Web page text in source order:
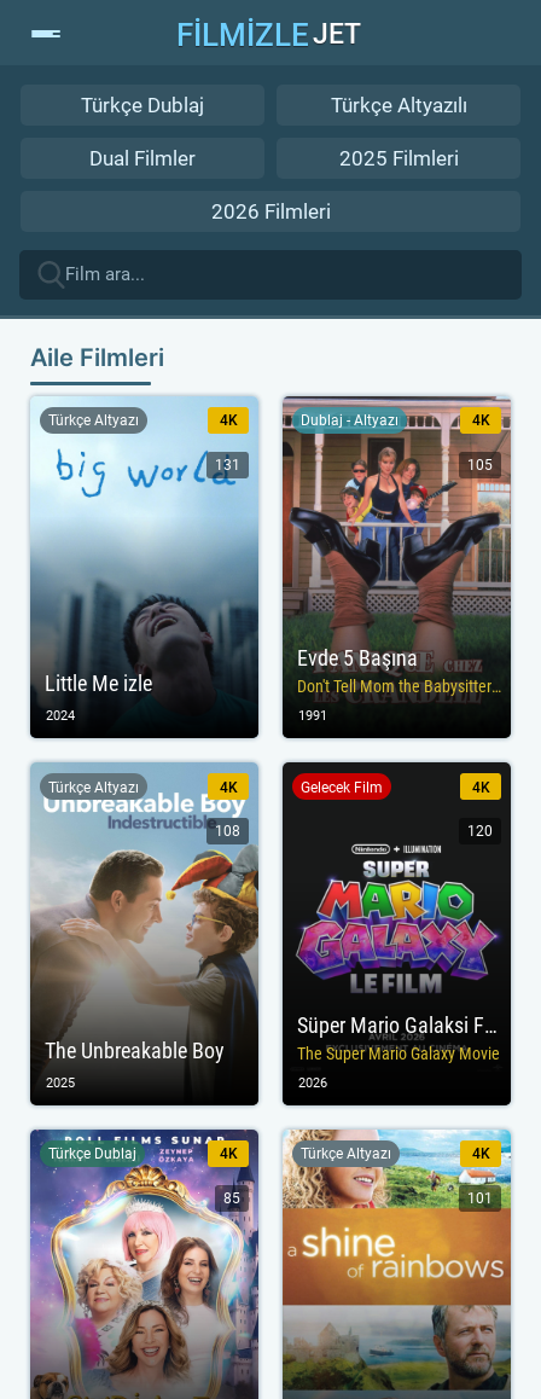
FİLMİZLEJET
Türkçe Dublaj Türkçe Altyazılı
Dual Filmler 2025 Filmleri
2026 Filmleri
Aile Filmleri
Little Me izle
Türkçe Altyazı 4K
131
2024
Evde 5 Başına
Don't Tell Mom the Babysitter's Dead
Dublaj - Altyazı 4K
105
1991
The Unbreakable Boy
Türkçe Altyazı 4K
108
2025
Süper Mario Galaksi Filmi
The Super Mario Galaxy Movie
Gelecek Film 4K
120
2026
Türkçe Dublaj 4K
85
Türkçe Altyazı 4K
101